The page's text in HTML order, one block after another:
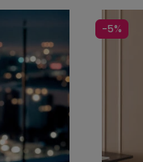
-5%